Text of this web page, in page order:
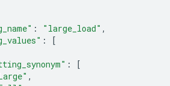
: "large_load" ,
:
[
:
[
,